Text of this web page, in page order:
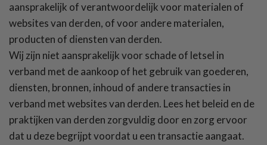
aansprakelijk of verantwoordelijk voor materialen of
websites van derden, of voor andere materialen,
producten of diensten van derden.
Wij zijn niet aansprakelijk voor schade of letsel in
verband met de aankoop of het gebruik van goederen,
diensten, bronnen, inhoud of andere transacties in
verband met websites van derden. Lees het beleid en de
praktijken van derden zorgvuldig door en zorg ervoor
dat u deze begrijpt voordat u een transactie aangaat.